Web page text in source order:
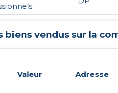
biens vendus sur la
Valeur Adresse